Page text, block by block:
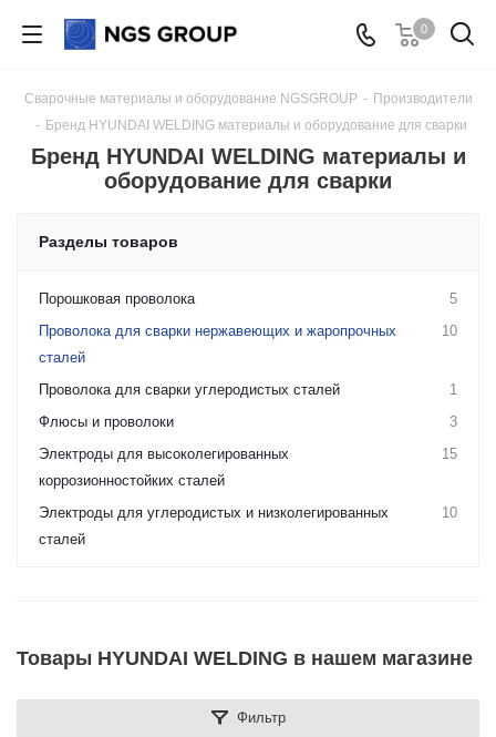
0
Сварочные материалы и оборудование NGSGROUP - Производители
- Бренд HYUNDAI WELDING материалы и оборудование для сварки
Бренд HYUNDAI WELDING материалы и
оборудование для сварки
Разделы товаров
Порошковая проволока
5
Проволока для сварки нержавеющих и жаропрочных
сталей
10
Проволока для сварки углеродистых сталей
1
Флюсы и проволоки
3
Электроды для высоколегированных
коррозионностойких сталей
15
Электроды для углеродистых и низколегированных
сталей
10
Товары HYUNDAI WELDING в нашем магазине
Фильтр